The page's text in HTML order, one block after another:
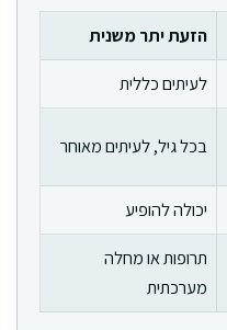
הזעת יתר משנית
לעיתים כללית
בכל גיל, לעיתים מאוחר
יכולה להופיע
תרופות או מחלה
מערכתית